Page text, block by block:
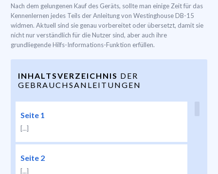
Nach dem gelungenen Kauf des Geräts, sollte man einige Zeit für das
Kennenlernen jedes Teils der Anleitung von Westinghouse DB-15
widmen. Aktuell sind sie genau vorbereitet oder übersetzt, damit sie
nicht nur verständlich für die Nutzer sind, aber auch ihre
grundliegende Hilfs-Informations-Funktion erfüllen.
INHALTSVERZEICHNIS DER
GEBRAUCHSANLEITUNGEN
Seite 1
[...]
Seite 2
[...]